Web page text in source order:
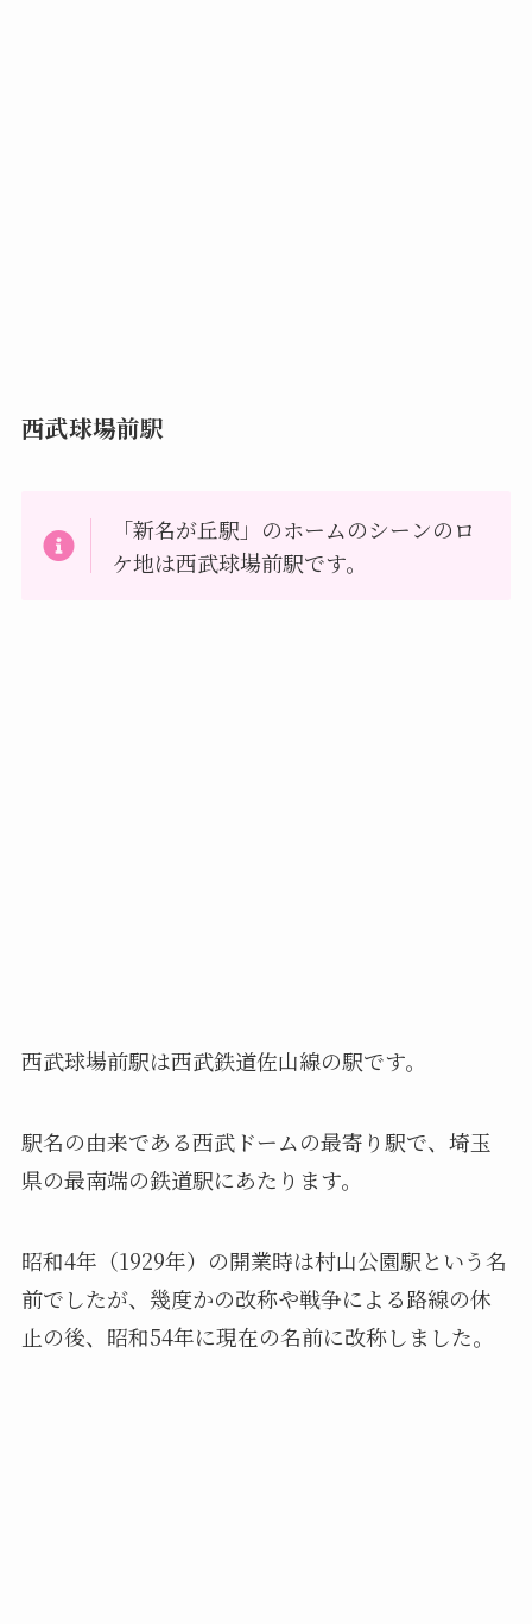
西武球場前駅
「新名が丘駅」のホームのシーンのロ
ケ地は西武球場前駅です。
西武球場前駅は西武鉄道佐山線の駅です。
駅名の由来である西武ドームの最寄り駅で、埼玉
県の最南端の鉄道駅にあたります。
昭和4年（1929年）の開業時は村山公園駅という名
前でしたが、幾度かの改称や戦争による路線の休
止の後、昭和54年に現在の名前に改称しました。